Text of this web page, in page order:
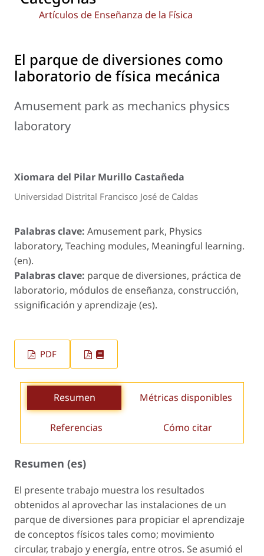
Artículos de Enseñanza de la Física
El parque de diversiones como
laboratorio de física mecánica
Amusement park as mechanics physics
laboratory
Xiomara del Pilar Murillo Castañeda
Universidad Distrital Francisco José de Caldas
Palabras clave: Amusement park, Physics
laboratory, Teaching modules, Meaningful learning.
(en).
Palabras clave: parque de diversiones, práctica de
laboratorio, módulos de enseñanza, construcción,
ssignificación y aprendizaje (es).
PDF
Resumen Métricas disponibles
Referencias Cómo citar
Resumen (es)
El presente trabajo muestra los resultados
obtenidos al aprovechar las instalaciones de un
parque de diversiones para propiciar el aprendizaje
de conceptos físicos tales como; movimiento
circular, trabajo y energía, entre otros. Se asumió el